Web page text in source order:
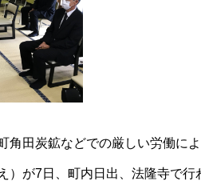
角田炭鉱などでの厳しい労働に
）が7日、町内日出、法隆寺で行